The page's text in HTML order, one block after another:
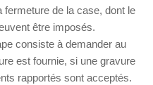
fermeture de la case, dont le
être imposés.
consiste à demander au
est fournie, si une gravure
rapportés sont acceptés.